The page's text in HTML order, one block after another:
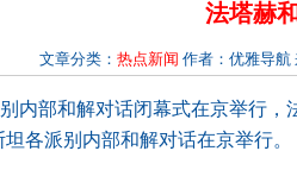
法塔赫
文章分类： 热点新闻 作者：优雅导航
内部和解对话闭幕式在京举行，
各派别内部和解对话在京举行。